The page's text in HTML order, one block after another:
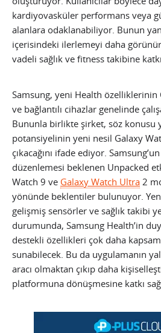
kardiyovasküler performans veya
alanlara odaklanabiliyor. Bunun
içerisindeki ilerlemeyi daha
vadeli sağlık ve fitness takibine
Samsung, yeni Health özelliklerinin
ve bağlantılı cihazlar genelinde
Bununla birlikte şirket, söz konusu
potansiyelinin yeni nesil Galaxy
çıkacağını ifade ediyor.
düzenlemesi beklenen Unpacked
Watch 9 ve Galaxy Watch Ultra 2
yönünde beklentiler bulunuyor.
gelişmiş sensörler ve sağlık takibi
durumunda, Samsung Health’in
destekli özellikleri çok daha
sunabilecek. Bu da uygulamanın
aracı olmaktan çıkıp daha
platformuna dönüşmesine katkı